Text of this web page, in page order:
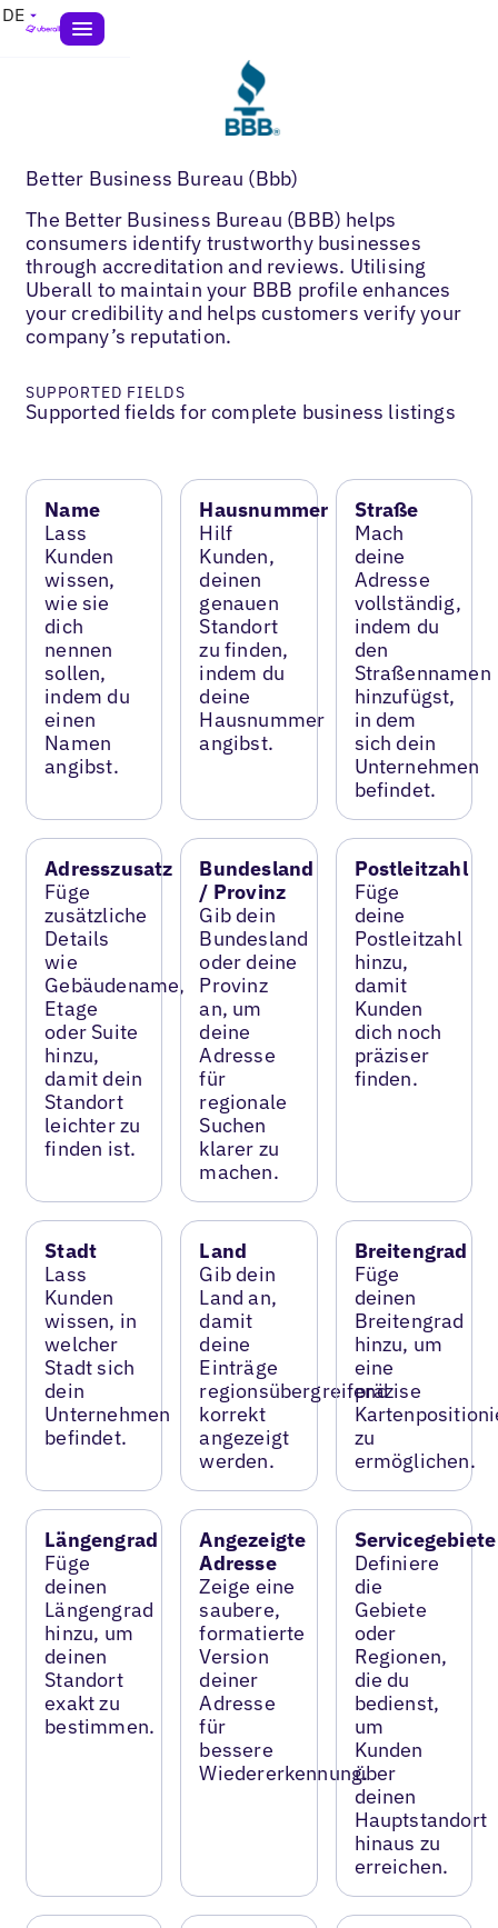
DE
Better Business Bureau (Bbb)
The Better Business Bureau (BBB) helps
consumers identify trustworthy businesses
through accreditation and reviews. Utilising
Uberall to maintain your BBB profile enhances
your credibility and helps customers verify your
company’s reputation.
SUPPORTED FIELDS
Supported fields for complete business listings
Name
Lass
Kunden
wissen,
wie sie
dich
nennen
sollen,
indem du
einen
Namen
angibst.
Hausnummer
Hilf
Kunden,
deinen
genauen
Standort
zu finden,
indem du
deine
Hausnummer
angibst.
Straße
Mach
deine
Adresse
vollständig,
indem du
den
Straßennamen
hinzufügst,
in dem
sich dein
Unternehmen
befindet.
Adresszusatz
Füge
zusätzliche
Details
wie
Gebäudename,
Etage
oder Suite
hinzu,
damit dein
Standort
leichter zu
finden ist.
Bundesland
/ Provinz
Gib dein
Bundesland
oder deine
Provinz
an, um
deine
Adresse
für
regionale
Suchen
klarer zu
machen.
Postleitzahl
Füge
deine
Postleitzahl
hinzu,
damit
Kunden
dich noch
präziser
finden.
Stadt
Lass
Kunden
wissen, in
welcher
Stadt sich
dein
Unternehmen
befindet.
Land
Gib dein
Land an,
damit
deine
Einträge
regionsübergreifend
korrekt
angezeigt
werden.
Breitengrad
Füge
deinen
Breitengrad
hinzu, um
eine
präzise
zu
ermöglichen.
Längengrad
Füge
deinen
Längengrad
hinzu, um
deinen
Standort
exakt zu
bestimmen.
Angezeigte
Adresse
Zeige eine
saubere,
formatierte
Version
deiner
Adresse
für
bessere
Wiedererkennung.
Servicegebiete
Definiere
die
Gebiete
oder
Regionen,
die du
bedienst,
um
Kunden
über
deinen
Hauptstandort
hinaus zu
erreichen.